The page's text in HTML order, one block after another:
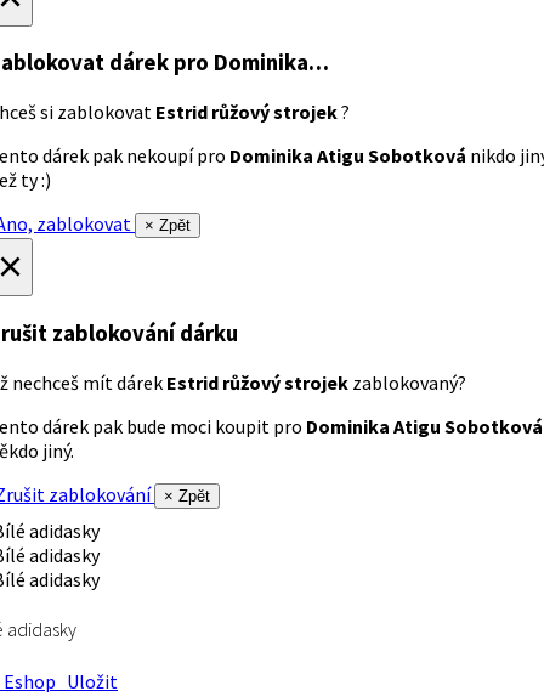
dárek pro Dominika…
si zablokovat Estrid růžový strojek?
dárek pak nekoupí pro Dominika Atigu Sobotková nikdo
ty :)
zablokovat
× Zpět
zablokování dárku
nechceš mít dárek Estrid růžový strojek zablokovaný?
dárek pak bude moci koupit pro Dominika Atigu Sobotková
jiný.
zablokování
× Zpět
adidasky
Uložit